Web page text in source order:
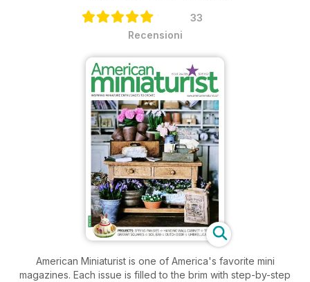
33
Recensioni
American Miniaturist is one of America's favorite mini
magazines. Each issue is filled to the brim with step-by-step